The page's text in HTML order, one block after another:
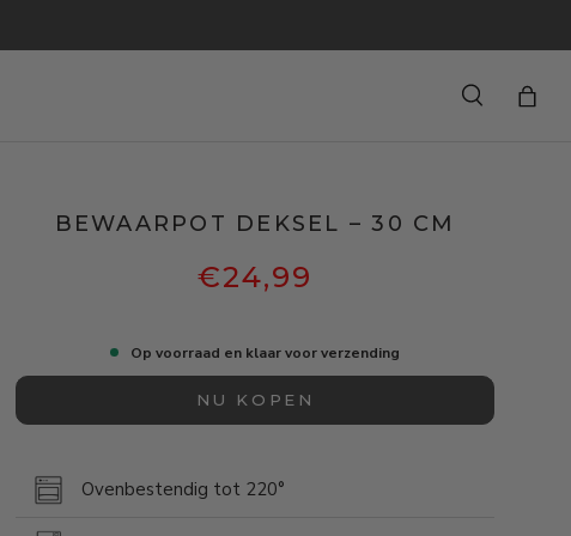
ZoekenTas
BEWAARPOT DEKSEL – 30 CM
€24,99
Op voorraad en klaar voor verzending
NU KOPEN
Ovenbestendig tot 220°